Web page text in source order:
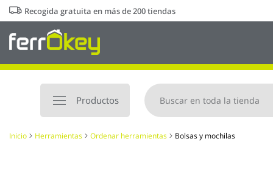
Ir
al
contenido
Recogida gratuita en más de 200 tiendas
Productos
Inicio Herramientas Ordenar herramientas Bolsas y mochilas